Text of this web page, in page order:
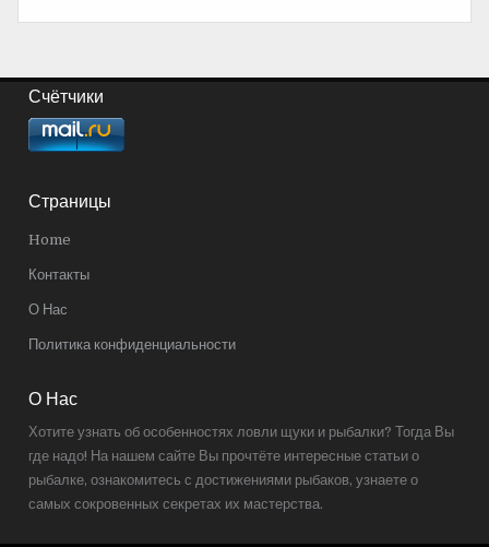
Счётчики
Страницы
Home
Контакты
О Нас
Политика конфиденциальности
О Нас
Хотите узнать об особенностях ловли щуки и рыбалки? Тогда Вы
где надо! На нашем сайте Вы прочтёте интересные статьи о
рыбалке, ознакомитесь с достижениями рыбаков, узнаете о
самых сокровенных секретах их мастерства.